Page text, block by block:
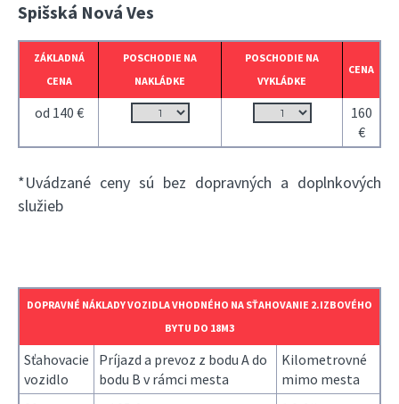
Spišská Nová Ves
ZÁKLADNÁ
CENA
POSCHODIE NA
NAKLÁDKE
POSCHODIE NA
VYKLÁDKE
CENA
od 140 €
160
€
*Uvádzané ceny sú bez dopravných a doplnkových
služieb
DOPRAVNÉ NÁKLADY VOZIDLA VHODNÉHO NA SŤAHOVANIE 2.IZBOVÉHO
BYTU DO 18M3
Sťahovacie
vozidlo
Príjazd a prevoz z bodu A do
bodu B v rámci mesta
Kilometrovné
mimo mesta